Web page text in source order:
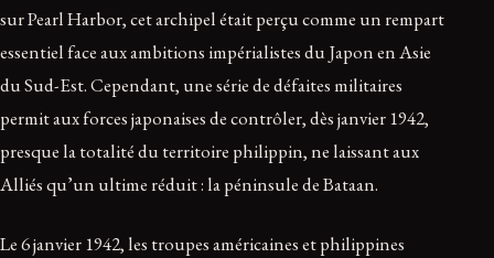
sur Pearl Harbor, cet archipel était perçu comme un rempart
essentiel face aux ambitions impérialistes du Japon en Asie
du Sud-Est. Cependant, une série de défaites militaires
permit aux forces japonaises de contrôler, dès janvier 1942,
presque la totalité du territoire philippin, ne laissant aux
Alliés qu’un ultime réduit : la péninsule de Bataan.
Le 6 janvier 1942, les troupes américaines et philippines